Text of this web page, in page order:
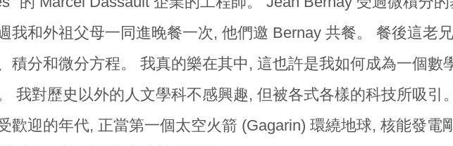
我和外祖父母一同進晚餐一次, 他們邀 Bernay 共餐。 餐後這老
積分和微分方程。 我真的樂在其中, 這也許是我如何成為一個數
我對歷史以外的人文學科不感興趣, 但被各式各樣的科技所吸引
歡迎的年代, 正當第一個太空火箭 (Gagarin) 環繞地球, 核能發電